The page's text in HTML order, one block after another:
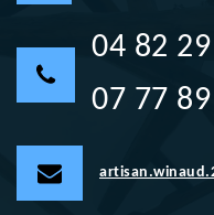
04 82
07 77